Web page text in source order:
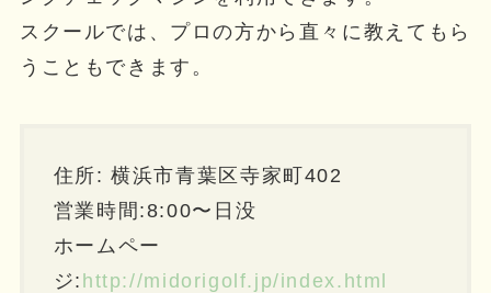
スクールでは、プロの方から直々に教えてもら
うこともできます。
住所: 横浜市青葉区寺家町402
営業時間:8:00〜日没
ホームペー
ジ: http://midorigolf.jp/index.html